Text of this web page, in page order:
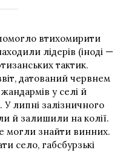
втихомирити
лідерів (іноді —
тактик.
датований червнем
у селі й
липні залізничного
й залишили на колії.
могли знайти винних.
село, габсбурзькі